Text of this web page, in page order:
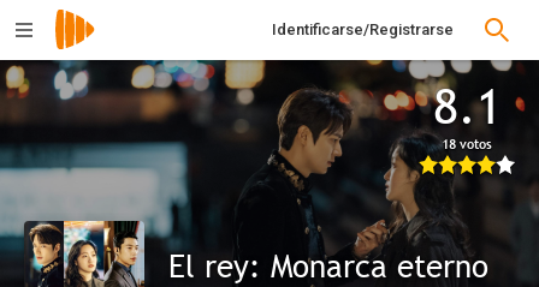
Identificarse/Registrarse
8.1
18 votos
El rey: Monarca eterno